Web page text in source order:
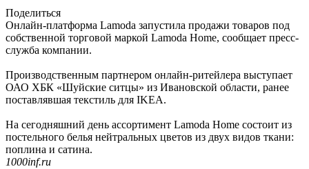
Поделиться
Онлайн-платформа Lamoda запустила продажи товаров под
собственной торговой маркой Lamoda Home, сообщает пресс-
служба компании.
Производственным партнером онлайн-ритейлера выступает
ОАО ХБК «Шуйские ситцы» из Ивановской области, ранее
поставлявшая текстиль для IKEA.
На сегодняшний день ассортимент Lamoda Home состоит из
постельного белья нейтральных цветов из двух видов ткани:
поплина и сатина.
1000inf.ru